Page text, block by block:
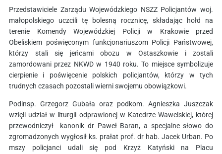
Przedstawiciele Zarządu Wojewódzkiego NSZZ Policjantów woj.
małopolskiego uczcili tę bolesną rocznicę, składając hołd na
terenie Komendy Wojewódzkiej Policji w Krakowie przed
Obeliskiem poświęconym funkcjonariuszom Policji Państwowej,
którzy stali się jeńcami obozu w Ostaszkowie i zostali
zamordowani przez NKWD w 1940 roku. To miejsce symbolizuje
cierpienie i poświęcenie polskich policjantów, którzy w tych
trudnych czasach pozostali wierni swojemu obowiązkowi.
Podinsp. Grzegorz Gubała oraz podkom. Agnieszka Juszczak
wzięli udział w liturgii odprawionej w Katedrze Wawelskiej, której
przewodniczył kanonik dr Paweł Baran, a specjalne słowo do
zgromadzonych wygłosił ks. prałat prof. dr hab. Jacek Urban. Po
mszy policjanci udali się pod Krzyż Katyński na Placu